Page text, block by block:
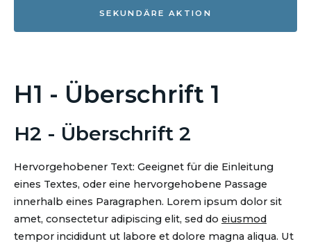
SEKUNDÄRE AKTION
H1 - Überschrift 1
H2 - Überschrift 2
Hervorgehobener Text: Geeignet für die Einleitung
eines Textes, oder eine hervorgehobene Passage
innerhalb eines Paragraphen. Lorem ipsum dolor sit
amet, consectetur adipiscing elit, sed do eiusmod
tempor incididunt ut labore et dolore magna aliqua. Ut